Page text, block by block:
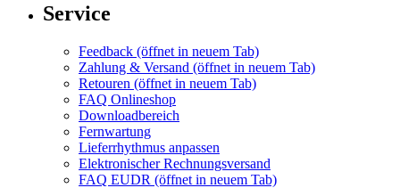
Service
Feedback (öffnet in neuem Tab)
Zahlung & Versand (öffnet in neuem Tab)
Retouren (öffnet in neuem Tab)
FAQ Onlineshop
Downloadbereich
Fernwartung
Lieferrhythmus anpassen
Elektronischer Rechnungsversand
FAQ EUDR (öffnet in neuem Tab)